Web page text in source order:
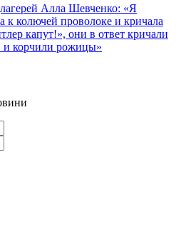
Алла Шевченко: «Я
к колючей проволоке и кричала
капут!», они в ответ кричали
и корчили рожицы»